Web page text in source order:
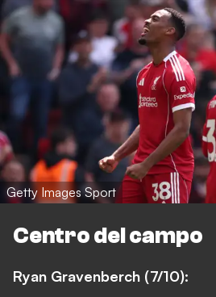
Getty Images Sport
Centro del campo
Ryan Gravenberch (7/10):